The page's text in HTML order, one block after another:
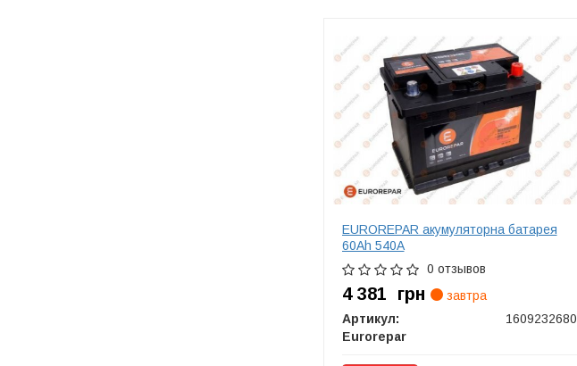
EUROREPAR акумуляторна батарея
60Ah 540A
0 отзывов
4 381 грн
завтра
Артикул:
1609232680
Eurorepar